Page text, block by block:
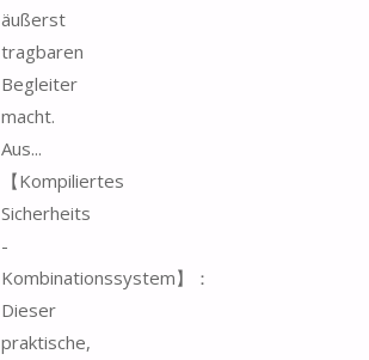
äußerst
tragbaren
Begleiter
macht.
Aus...
【Kompiliertes
Sicherheits
-
Kombinationssystem】：
Dieser
praktische,